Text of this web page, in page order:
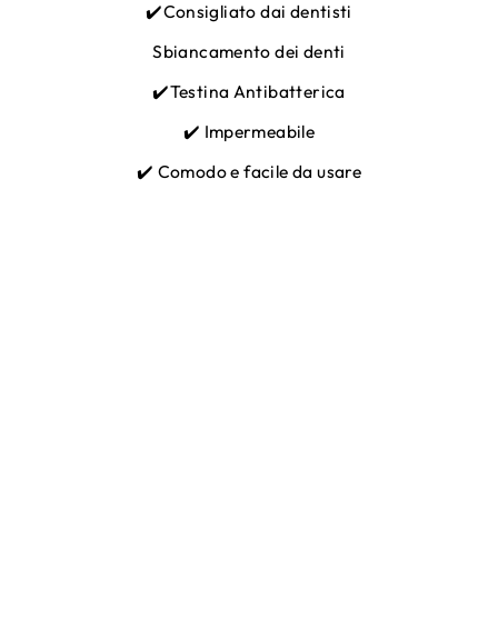
✔️Consigliato dai dentisti
Sbiancamento dei denti
✔️Testina Antibatterica
✔️ Impermeabile
✔️ Comodo e facile da usare